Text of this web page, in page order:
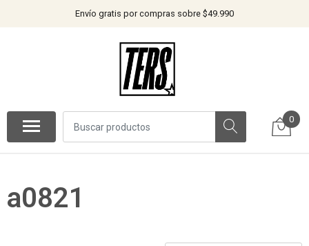
Envío gratis por compras sobre $49.990
0
a0821